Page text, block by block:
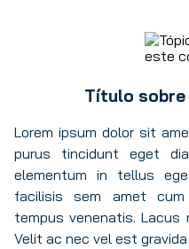
Título
Lorem ipsum dolor sit
purus tincidunt eget
elementum in tellus
facilisis sem amet
tempus venenatis. Lacus
Velit ac nec vel est gravida